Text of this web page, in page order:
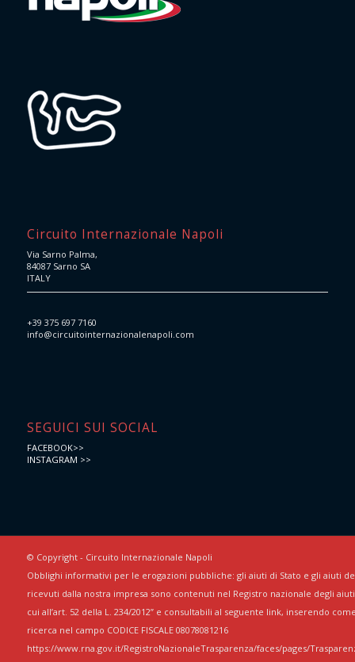
Circuito Internazionale Napoli
Via Sarno Palma,
84087 Sarno SA
ITALY
+39 375 697 7160
info@circuitointernazionalenapoli.com
SEGUICI SUI SOCIAL
FACEBOOK>>
INSTAGRAM >>
© Copyright - Circuito Internazionale Napoli
Obblighi informativi per le erogazioni pubbliche: gli aiuti di Stato e gli aiuti
ricevuti dalla nostra impresa sono contenuti nel Registro nazionale degli
cui all’art. 52 della L. 234/2012” e consultabili al seguente link, inserendo
ricerca nel campo CODICE FISCALE 08078081216
https://www.rna.gov.it/RegistroNazionaleTrasparenza/faces/pages/